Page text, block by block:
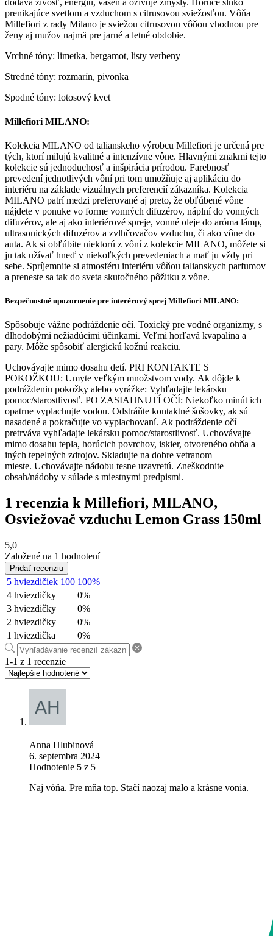
Uchovávajte mimo dosahu detí. PRI KONTAKTE S
POKOŽKOU: Umyte veľkým množstvom vody. Ak dôjde k
podráždeniu pokožky alebo vyrážke: Vyhľadajte lekársku
pomoc/starostlivosť. PO ZASIAHNUTÍ OČÍ: Niekoľko minút ich
opatrne vyplachujte vodou. Odstráňte kontaktné šošovky, ak sú
nasadené a pokračujte vo vyplachovaní. Ak podráždenie očí
pretrváva vyhľadajte lekársku pomoc/starostlivosť. Uchovávajte
mimo dosahu tepla, horúcich povrchov, iskier, otvoreného ohňa a
iných tepelných zdrojov. Skladujte na dobre vetranom
mieste. Uchovávajte nádobu tesne uzavretú. Zneškodnite
obsah/nádoby v súlade s miestnymi predpismi.
1 recenzia kMillefiori, MILANO,
Osviežovač vzduchu Lemon Grass 150ml
5,0
Založené na 1 hodnotení
Pridať recenziu
5 hviezdičiek 100 100%
4 hviezdičky
0%
3 hviezdičky
0%
2 hviezdičky
0%
1 hviezdička
0%
1-1 z 1 recenzie
Anna Hlubinová
6. septembra 2024
Hodnotenie5 z 5
Naj vôňa. Pre mňa top. Stačí naozaj malo a krásne vonia.